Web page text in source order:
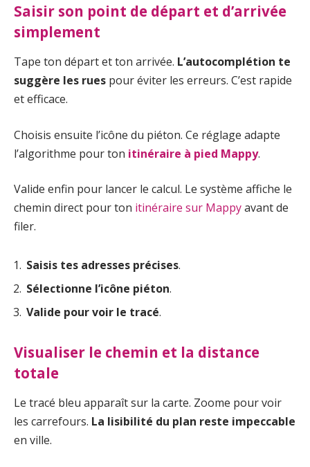
Saisir son point de départ et d’arrivée
simplement
Tape ton départ et ton arrivée. L’autocomplétion te
suggère les rues pour éviter les erreurs. C’est rapide
et efficace.
Choisis ensuite l’icône du piéton. Ce réglage adapte
l’algorithme pour ton itinéraire à pied Mappy.
Valide enfin pour lancer le calcul. Le système affiche le
chemin direct pour ton itinéraire sur Mappyavant de
filer.
Saisis tes adresses précises.
Sélectionne l’icône piéton.
Valide pour voir le tracé.
Visualiser le chemin et la distance
totale
Le tracé bleu apparaît sur la carte. Zoome pour voir
les carrefours. La lisibilité du plan reste impeccable
en ville.